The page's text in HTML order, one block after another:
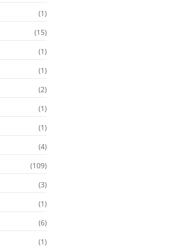
(1)
(15)
(1)
(1)
(2)
(1)
(1)
(4)
(109)
(3)
(1)
(6)
(1)